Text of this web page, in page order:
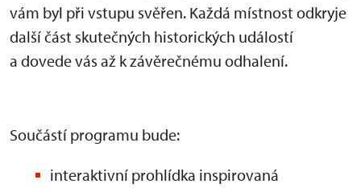
vám byl při vstupu svěřen. Každá místnost odkryje
další část skutečných historických událostí
a dovede vás až k závěrečnému odhalení.
Součástí programu bude:
interaktivní prohlídka inspirovaná